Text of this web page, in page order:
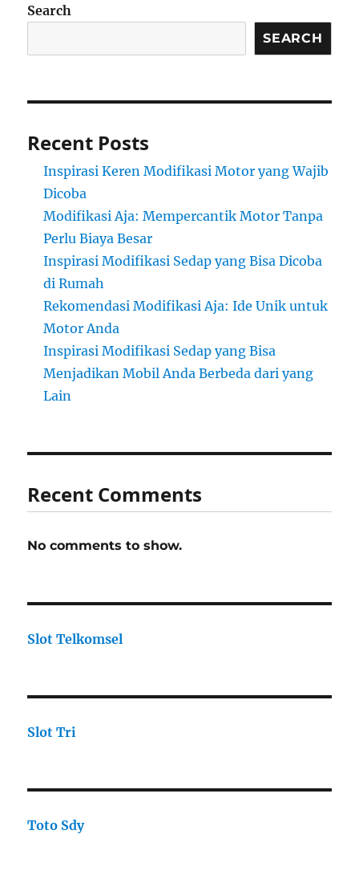
Search
SEARCH
Recent Posts
Inspirasi Keren Modifikasi Motor yang Wajib
Dicoba
Modifikasi Aja: Mempercantik Motor Tanpa
Perlu Biaya Besar
Inspirasi Modifikasi Sedap yang Bisa Dicoba
di Rumah
Rekomendasi Modifikasi Aja: Ide Unik untuk
Motor Anda
Inspirasi Modifikasi Sedap yang Bisa
Menjadikan Mobil Anda Berbeda dari yang
Lain
Recent Comments
No comments to show.
Slot Telkomsel
Slot Tri
Toto Sdy